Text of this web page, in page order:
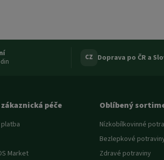
CZ Doprava po ČR a
péče
Market
Oblíbený
Nízkobílkovinné
Bezlepkové
Zdravé potraviny